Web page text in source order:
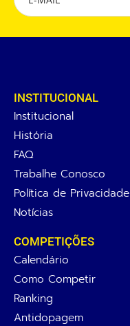
INSTITUCIONAL
Institucional
História
FAQ
Trabalhe Conosco
Política de Privacidade
Notícias
COMPETIÇÕES
Calendário
Como Competir
Ranking
Antidopagem